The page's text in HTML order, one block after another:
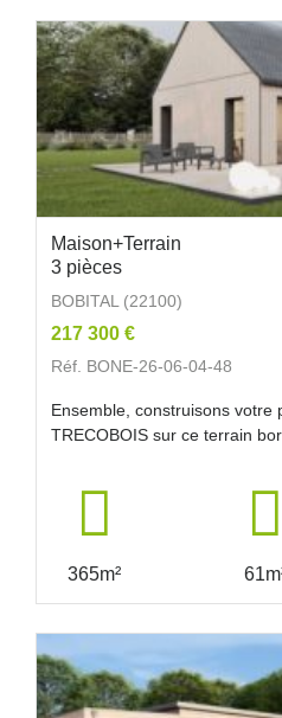
Maison+Terrain
3 pièces
BOBITAL (22100)
217 300 €
Réf. BONE-26-06-04-48
Ensemble, construisons votre
TRECOBOIS sur ce terrain
365m²